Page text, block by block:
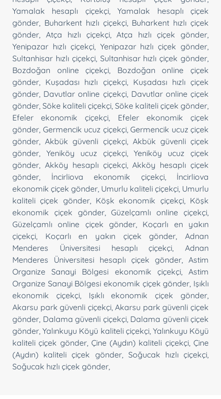
Yamalak hesaplı çiçekçi,Yamalak hesaplı çiçek
gönder Buharkent hızlı çiçekçi, Buharkent hızlı çiçek
gönder
Atça hızlı çiçekçi,Atça hızlı çiçek gönder
Yenipazar hızlı çiçekçi, Yenipazar hızlı çiçek gönder
Sultanhisar hızlı çiçekçi, Sultanhisar hızlı çiçek gönder
Bozdoğan online çiçekçi
Bozdoğan online çiçek
gönder
Kuşadası hızlı çiçekçi, Kuşadası hızlı çiçek
gönder Davutlar online çiçekçi, Davutlar online çiçek
gönder Söke kaliteli çiçekçi Söke kaliteli çiçek gönder
Efeler ekonomik çiçekçi
Efeler ekonomik çiçek
gönder Germencik ucuz çiçekçi, Germencik ucuz çiçek
gönder ,Akbük güvenli çiçekçi, Akbük güvenli çiçek
gönder
Yeniköy ucuz çiçekçi,Yeniköy ucuz çiçek
gönder Akköy hesaplı çiçekçi,Akköy hesaplı çiçek
gönder
İncirliova ekonomik çiçekçi, İncirliova
ekonomik çiçek gönder Umurlu kaliteli çiçekçi Umurlu
kaliteli çiçek gönder, Köşk ekonomik çiçekçi, Köşk
ekonomik çiçek gönder,Güzelçamlı online çiçekçi
Güzelçamlı online çiçek gönder
Koçarlı en yakın
çiçekçi
Koçarlı en yakın çiçek gönder ,Adnan
Menderes Üniversitesi hesaplı çiçekçi
Adnan
Menderes Üniversitesi hesaplı çiçek gönder
Astim
Organize Sanayi Bölgesi ekonomik çiçekçi,Astim
Organize Sanayi Bölgesi ekonomik çiçek gönder Işıklı
ekonomik çiçekçi, Işıklı ekonomik çiçek gönder
Akarsu park güvenli çiçekçi,Akarsu park güvenli çiçek
gönder Dalama güvenli çiçekçi, Dalama güvenli çiçek
gönder ,Yalınkuyu Köyü kaliteli çiçekçi, Yalınkuyu Köyü
kaliteli çiçek gönder, Çine (Aydın) kaliteli çiçekçi,Çine
(Aydın) kaliteli çiçek gönder, Soğucak hızlı çiçekçi
Soğucak hızlı çiçek gönder